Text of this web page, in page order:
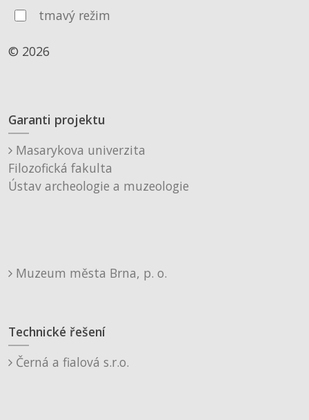
tmavý režim
© 2026
Garanti projektu
Masarykova univerzita
Filozofická fakulta
Ústav archeologie a muzeologie
Muzeum města Brna, p. o.
Technické řešení
Černá a fialová s.r.o.